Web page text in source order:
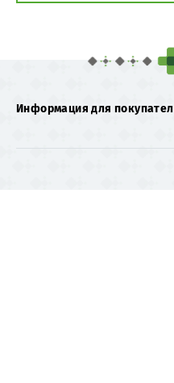
Информация для